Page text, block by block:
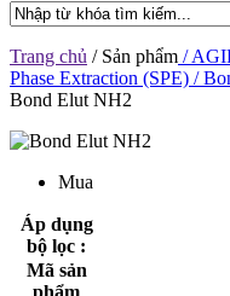
Trang chủ / Sản phẩm /
Phase Extraction (SPE) /
Bond Elut NH2
Mua
Áp dụng
bộ lọc :
Mã sản
phẩm